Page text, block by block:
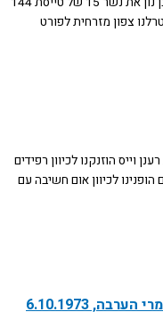
מובא באדיבות רענן וייס הוזנקנו לכיוון רפידים
לפני רפידים הופנינו לכיוון אום חשיבה עם
6.10.1973